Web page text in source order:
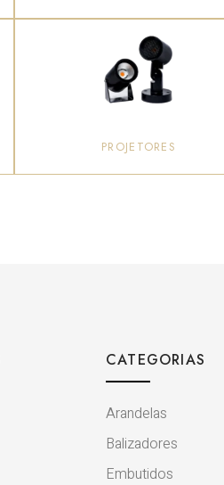
PROJETORES
CATEGORIAS
Arandelas
Balizadores
Embutidos